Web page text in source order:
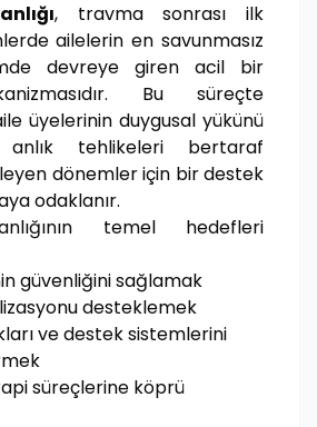
, travma sonrası ilk
ailelerin en savunmasız
devreye giren acil bir
Bu süreçte
üyelerinin duygusal yükünü
anlık tehlikeleri bertaraf
dönemler için bir destek
odaklanır.
temel hedefleri
güvenliğini sağlamak
desteklemek
ve destek sistemlerini
süreçlerine köprü